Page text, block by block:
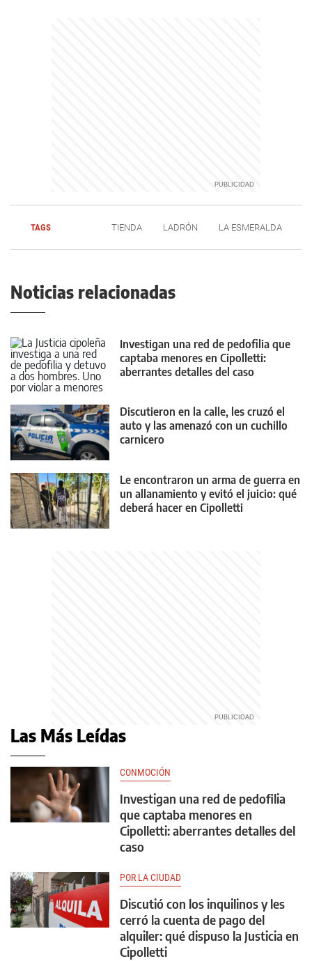
TAGS TIENDA LADRÓN LA ESMERALDA
Noticias relacionadas
Investigan una red de pedofilia que
captaba menores en Cipolletti:
aberrantes detalles del caso
Discutieron en la calle, les cruzó el
auto y las amenazó con un cuchillo
carnicero
Le encontraron un arma de guerra en
un allanamiento y evitó el juicio: qué
deberá hacer en Cipolletti
Las Más Leídas
CONMOCIÓN
Investigan una red de pedofilia
que captaba menores en
Cipolletti: aberrantes detalles del
caso
POR LA CIUDAD
Discutió con los inquilinos y les
cerró la cuenta de pago del
alquiler: qué dispuso la Justicia en
Cipolletti